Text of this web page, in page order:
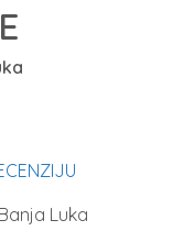
Banja Luka